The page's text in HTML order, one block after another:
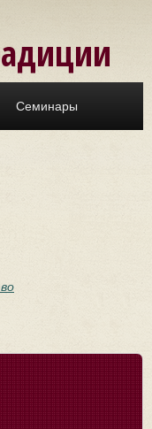
Семинары